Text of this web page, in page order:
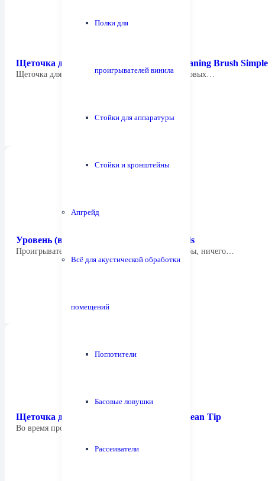
Полки для
проигрывателей винила
Стойки для аппаратуры
Стойки и кронштейны
Апгрейд
Всё для акустической обработки
помещений
Поглотители
Басовые ловушки
Рассеиватели
Щеточка для иглы Tonar 3008 Stylus Сleaning Brush Simple
Щеточка для чистки иглы проигрывателя виниловых…
Уровень (ватерпас) 3131 Tonar Cross Balls
Проигрыватель установлен неровно? Казалось бы, ничего…
Щеточка для чистки иглы Tonar 4250 Clean Tip
Во время проигрывания ваших пластинок и…